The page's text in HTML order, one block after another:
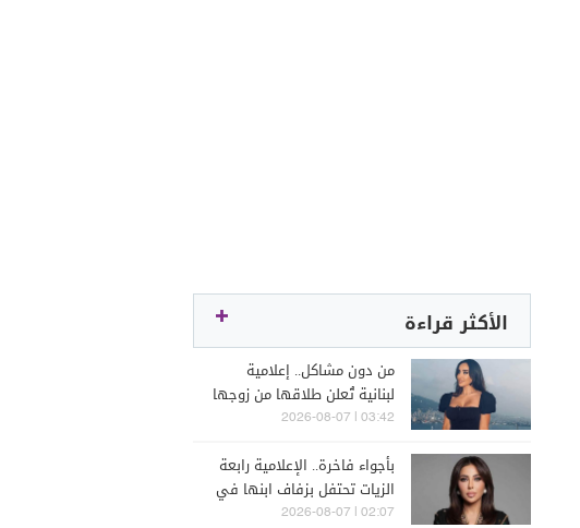
الأكثر قراءة
من دون مشاكل.. إعلامية
لبنانية تُعلن طلاقها من زوجها
رجل الأعمال
03:42 | 2026-08-07
بأجواء فاخرة.. الإعلامية رابعة
الزيات تحتفل بزفاف ابنها في
البترون (فيديو)
02:07 | 2026-08-07